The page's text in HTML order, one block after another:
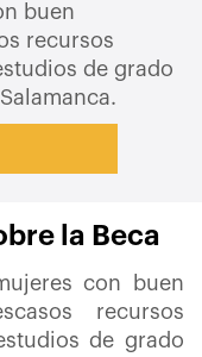
buen
recursos
de grado
la Beca
con buen
recursos
de grado